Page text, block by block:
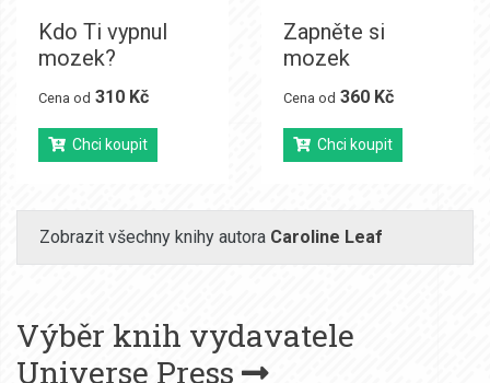
Kdo Ti vypnul
mozek?
Cena od 310 Kč
Chci koupit
Zapněte si
mozek
Cena od 360 Kč
Chci koupit
Zobrazit všechny knihy autora Caroline Leaf
Výběr knih vydavatele
Universe Press